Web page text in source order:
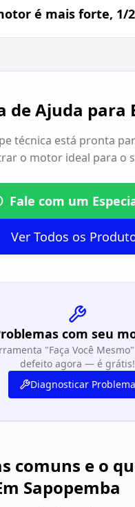
é mais forte, 1/
de Ajuda para
técnica está pronta
o motor ideal para o
Fale com um
Ver Todos os
com seu
"Faça Você
defeito agora — é grátis!
Diagnosticar Problema
comuns e o
Sapopemba